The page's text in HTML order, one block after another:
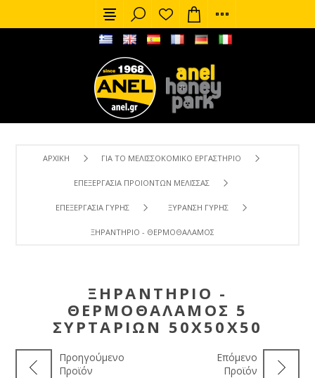
ΑΡΧΙΚΉ ΓΙΑ ΤΟ ΜΕΛΙΣΣΟΚΟΜΙΚΌ ΕΡΓΑΣΤΉΡΙΟ
ΕΠΕΞΕΡΓΑΣΊΑ ΠΡΟΙΌΝΤΩΝ ΜΈΛΙΣΣΑΣ
ΕΠΕΞΕΡΓΑΣΊΑ ΓΎΡΗΣ ΞΥΡΑΝΣΗ ΓΎΡΗΣ
ΞΗΡΑΝΤΉΡΙΟ - ΘΕΡΜΟΘΆΛΑΜΟΣ 5 ΣΥΡΤΑΡΙΩΝ 50Χ50Χ50
ΞΗΡΑΝΤΉΡΙΟ -
ΘΕΡΜΟΘΆΛΑΜΟΣ 5
ΣΥΡΤΑΡΙΩΝ 50Χ50Χ50
Προηγούμενο
Προϊόν
Επόμενο
Προϊόν